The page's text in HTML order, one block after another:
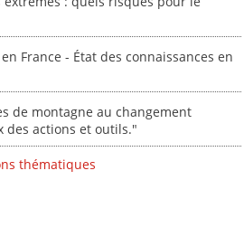
France - État des connaissances en
de montagne au changement
des actions et outils."
thématiques